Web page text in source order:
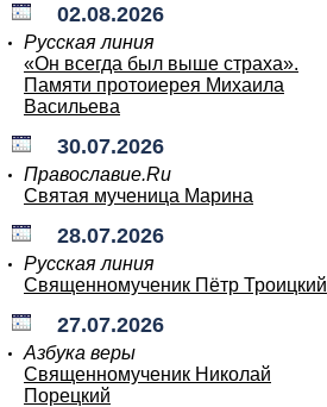
02.08.2026
Русская линия
«Он всегда был выше страха».
Памяти протоиерея Михаила
Васильева
30.07.2026
Православие.Ru
Святая мученица Марина
28.07.2026
Русская линия
Священномученик Пётр Троицкий
27.07.2026
Азбука веры
Священномученик Николай
Порецкий